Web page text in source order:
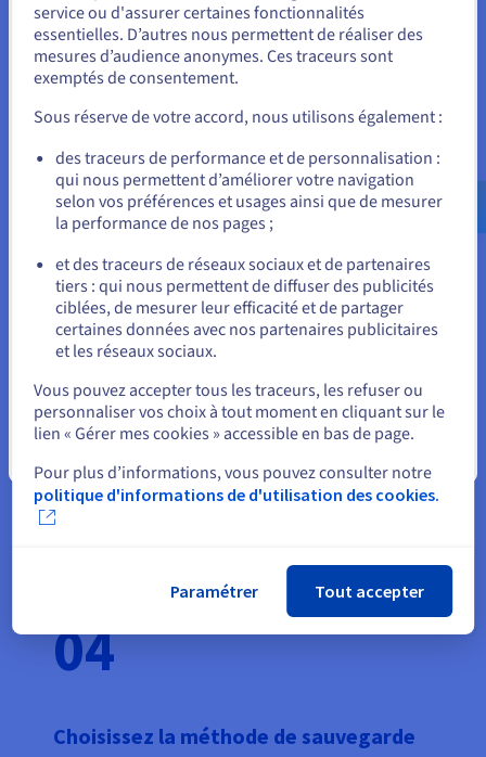
Choisissez une offre de stockage
Lors du choix des solutions de stockage à adopter,
de nombreuses entreprises utilisentl'approche 3-
2-1: vous conservez 3 copies de vos données (la
version d'origine et 2 de sauvegarde) sur 2 solutions
de stockage distinctes, avec 1 copie stockée hors
comme les ransomwares. Chez OVHcloud :
vous pouvez sauvegarder votre application
cloud native avecInstance Backup
automatisé ;
vous pouvez créer une autre copie en tant que
vous pouvez resynchroniser vos données vers
un autre bucket Object Storage situé à
distance ;
vous pouvez créer une copie à froid avec
Cold
Archivepour stocker vos données hors
connexion.
04
Choisissez la méthode de sauvegarde
Vous semblez être localisé en États-
Unis.
Pour commander, rendez-vous sur le site de votre pays (États-
Allez sur le site États-Unis
us.ovhcloud.com/
Anglais USD - $
ou
Rester sur le site actuel
Sélectionner un autre site web
service ou d'assurer certaines fonctionnalités
essentielles. D’autres nous permettent de réaliser des
mesures d’audience anonymes. Ces traceurs sont
exemptés de consentement.
Sous réserve de votre accord, nous utilisons également :
des traceurs de performance et de personnalisation :
qui nous permettent d’améliorer votre navigation
selon vos préférences et usages ainsi que de mesurer
la performance de nos pages ;
et des traceurs de réseaux sociaux et de partenaires
tiers : qui nous permettent de diffuser des publicités
ciblées, de mesurer leur efficacité et de partager
certaines données avec nos partenaires publicitaires
et les réseaux sociaux.
Vous pouvez accepter tous les traceurs, les refuser ou
personnaliser vos choix à tout moment en cliquant sur le
lien « Gérer mes cookies » accessible en bas de page.
Pour plus d’informations, vous pouvez consulter notre
politique d'informations de d'utilisation des cookies.
Paramétrer Tout accepter